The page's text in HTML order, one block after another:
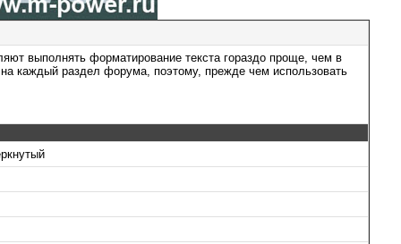
выполнять форматирование текста гораздо проще, чем в
каждый раздел форума, поэтому, прежде чем использовать